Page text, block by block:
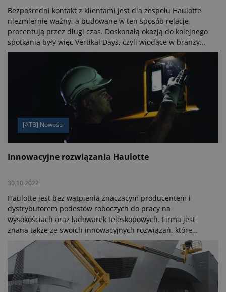
Bezpośredni kontakt z klientami jest dla zespołu Haulotte
niezmiernie ważny, a budowane w ten sposób relacje
procentują przez długi czas. Doskonałą okazją do kolejnego
spotkania były więc Vertikal Days, czyli wiodące w branży
targi żurawi i urządzeń dostępowych w Wielkiej Brytanii i
[ATB] Nowości
Innowacyjne rozwiązania Haulotte
30.10.2022
Haulotte jest bez wątpienia znaczącym producentem i
dystrybutorem podestów roboczych do pracy na
wysokościach oraz ładowarek teleskopowych. Firma jest
znana także ze swoich innowacyjnych rozwiązań, które
podnoszą wydajność oraz bezpieczeństwo pracy na
budowie.